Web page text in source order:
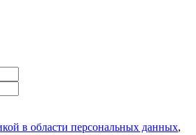
в области персональных данных,